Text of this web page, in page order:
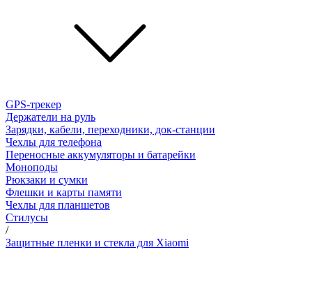
GPS-трекер
Держатели на руль
Зарядки, кабели, переходники, док-станции
Чехлы для телефона
Переносные аккумуляторы и батарейки
Моноподы
Рюкзаки и сумки
Флешки и карты памяти
Чехлы для планшетов
Стилусы
/
Защитные пленки и стекла для Xiaomi